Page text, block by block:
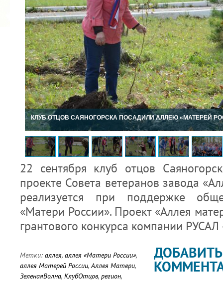
КЛУБ ОТЦОВ САЯНОГОРСКА ПОСАДИЛИ АЛЛЕЮ «МАТЕРЕЙ
22 сентября клуб отцов
проекте Совета ветеранов завода
реализуется при поддержке
«Матери России». Проект «Аллея
грантового конкурса компании РУСАЛ
Метки: аллея, аллея «Матери России»,
аллея Матерей России,Аллея Матери,
ЗеленаяВолна, КлубОтцов, регион,
ДОБАВИТЬ
2022 ГОД ПРОВОЗГЛАШЕН ГОДОМ
МАТЕРИ В ЯКУТИИ
19.12.2021